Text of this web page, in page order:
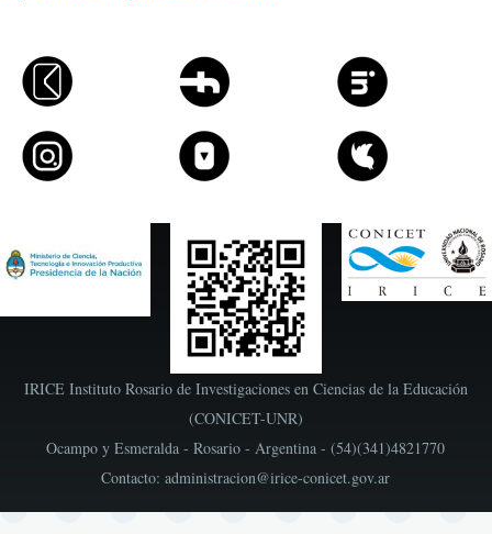
IRICE Instituto Rosario de Investigaciones en Ciencias de la Educación
(CONICET-UNR)
Ocampo y Esmeralda - Rosario - Argentina - (54)(341)4821770
Contacto: administracion@irice-conicet.gov.ar